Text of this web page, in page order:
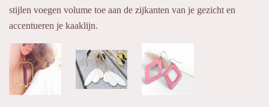
stijlen voegen volume toe aan de zijkanten van je gezicht en
accentueren je kaaklijn.